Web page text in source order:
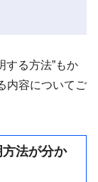
する方法”もか
内容についてご
法が分か